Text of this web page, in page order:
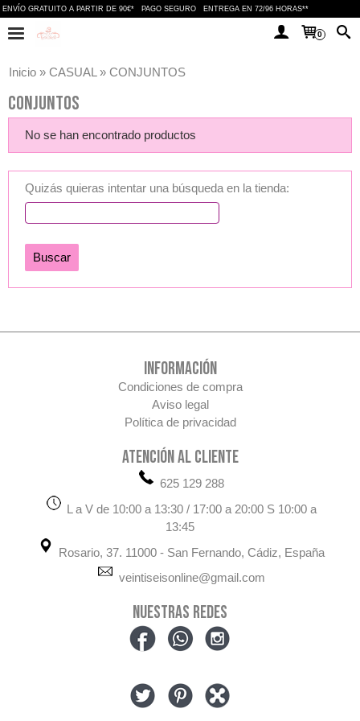
ENVÍO GRATUITO A PARTIR DE 90€* PAGO SEGURO ENTREGA EN 72/96 HORAS**
0
Inicio » CASUAL » CONJUNTOS
CONJUNTOS
No se han encontrado productos
Quizás quieras intentar una búsqueda en la tienda:
INFORMACIÓN
Condiciones de compra
Aviso legal
Política de privacidad
ATENCIÓN AL CLIENTE
625 129 288
L a V de 10:00 a 13:30 / 17:00 a 20:00 S 10:00 a
13:45
Rosario, 37. 11000 - San Fernando, Cádiz, España
veintiseisonline@gmail.com
NUESTRAS REDES